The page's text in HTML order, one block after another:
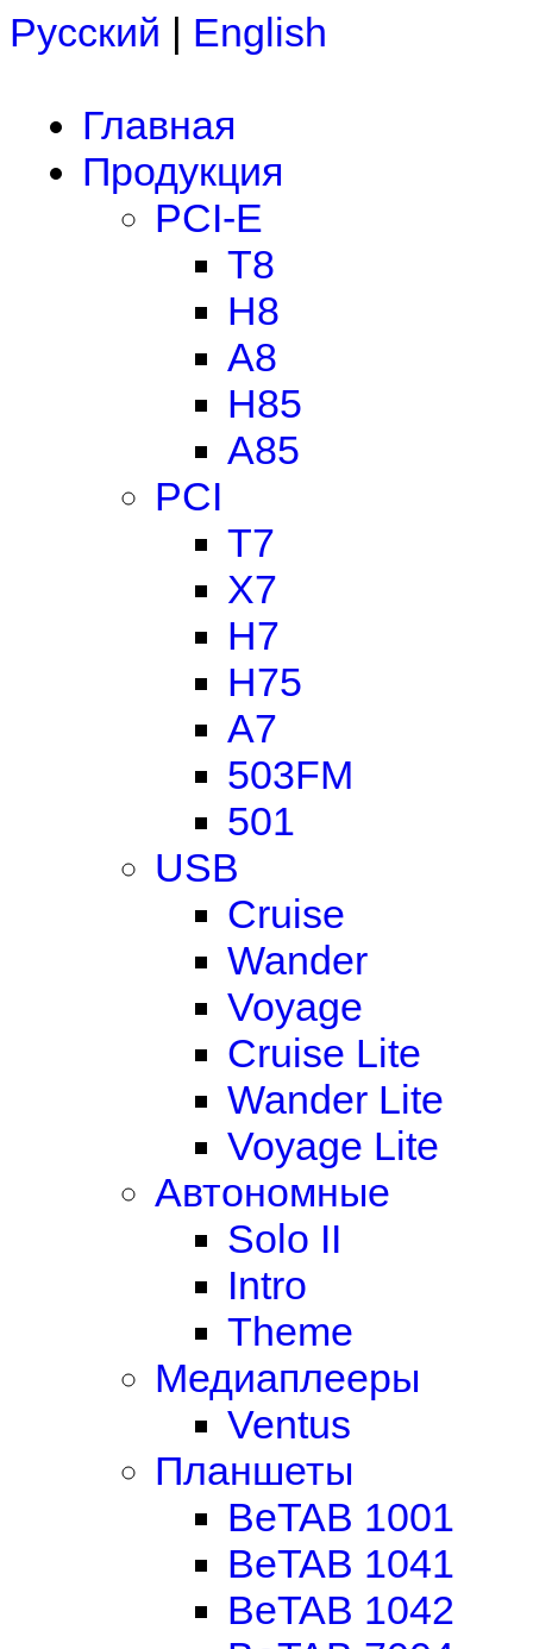
Русский | English
Главная
Продукция
PCI-E
T8
H8
A8
H85
A85
PCI
T7
X7
H7
H75
A7
503FM
501
USB
Cruise
Wander
Voyage
Cruise Lite
Wander Lite
Voyage Lite
Автономные
Solo II
Intro
Theme
Медиаплееры
Ventus
Планшеты
BeTAB 1001
BeTAB 1041
BeTAB 1042